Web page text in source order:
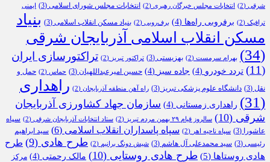
شرقی (2) انتخابات مجلس خبرگان رهبری (2) انتخابات مجلس شورای اسلامی (3) ایمنی
ترافیک (2) برفروبی راه‌ها (4) برف‌روبی (2) بنیاد مسکن انقلاب اسلامی (3)
بنیاد
مسکن انقلاب اسلامی آذربایجان شرقی
(34)
بهرام سرمست (2) بهزیستی (3) تراکتور تبریز (2)
تراکتورسازی ایران
(11)
تردد خودرو (4) جاده سبز (4) حسین امیرعبداللهیان (3) حماس (2)
حمل و
نقل (3) دانشگاه علوم پزشکی تبریز (3) راه آهن منطقه آذربایجان (2)
راهداری
(31)
راهداری زمستانی (4)
سازمان جهاد کشاورزی آذربایجان
شرقی (10) سالروز قیام ۲۹ بهمن مردم تبریز (2) ستاد انتخابات آذربایجان شرقی (2)
سپاه
عاشورا (3) سپاه ناحیه اهر (2) سپاه پاسداران انقلاب اسلامی (6)
سید ابراهیم
رئیسی (3) سید محمدعلی آل هاشم (3) شیش دونگ برانیم (2) طرح هادی (9)
طرح
هادی روستاها (5) طرح هادی روستایی (10) مالک رحمتی (4)
مرکز